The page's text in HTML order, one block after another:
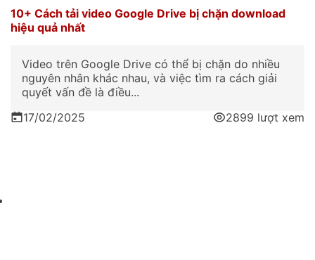
10+ Cách tải video Google Drive bị chặn download
hiệu quả nhất
Video trên Google Drive có thể bị chặn do nhiều
nguyên nhân khác nhau, và việc tìm ra cách giải
quyết vấn đề là điều...
17/02/2025
2899 lượt xem